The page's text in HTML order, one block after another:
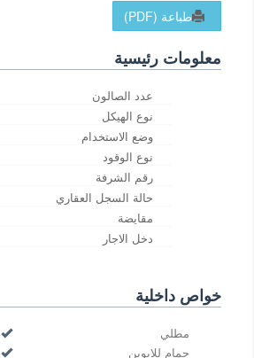
طباعة (PDF)
معلومات رئيسية
عدد الصالون
نوع الهيكل
وضع الاستخدام
نوع الوقود
رقم الشرفة
حالة السجل العقاري
مقايضة
دخل الاجار
خواص داخلية
مطلي
حمام للابوين